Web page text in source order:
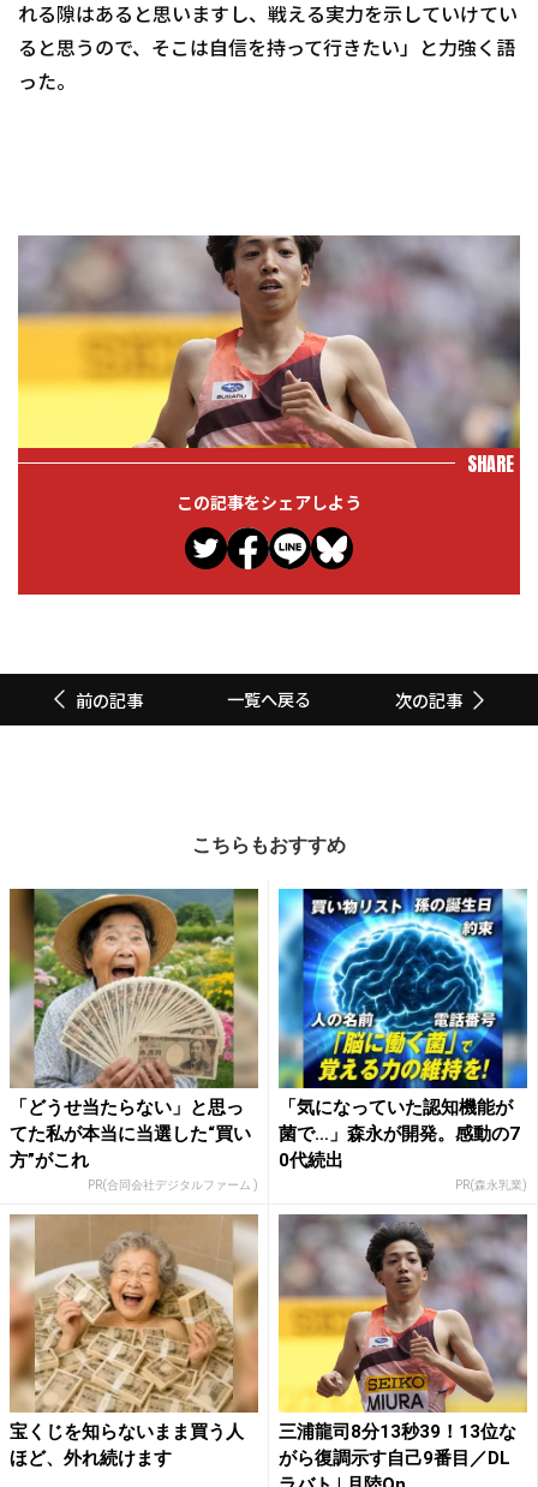
れる隙はあると思いますし、戦える実力を示していけてい
ると思うので、そこは自信を持って行きたい」と力強く語
った。
SHARE
この記事をシェアしよう
前の記事 一覧へ戻る 次の記事
こちらもおすすめ
「どうせ当たらない」と思っ
てた私が本当に当選した“買い
方”がこれ
PR(合同会社デジタルファーム )
「気になっていた認知機能が
菌で…」森永が開発。感動の7
0代続出
PR(森永乳業)
宝くじを知らないまま買う人
ほど、外れ続けます
三浦龍司8分13秒39！13位な
がら復調示す自己9番目／DL